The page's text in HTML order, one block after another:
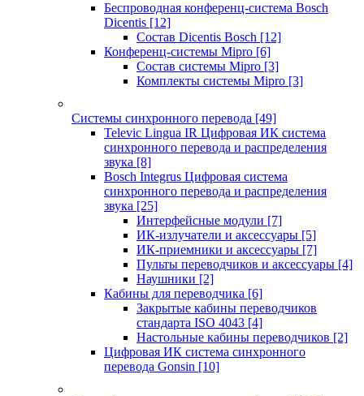
Беспроводная конференц-система Bosch
Dicentis [12]
Состав Dicentis Bosch [12]
Конференц-системы Mipro [6]
Состав системы Mipro [3]
Комплекты системы Mipro [3]
Системы синхронного перевода [49]
Televic Lingua IR Цифровая ИК система
синхронного перевода и распределения
звука [8]
Bosch Integrus Цифровая система
синхронного перевода и распределения
звука [25]
Интерфейсные модули [7]
ИК-излучатели и аксессуары [5]
ИК-приемники и аксессуары [7]
Пульты переводчиков и аксессуары [4]
Наушники [2]
Кабины для переводчика [6]
Закрытые кабины переводчиков
стандарта ISO 4043 [4]
Настольные кабины переводчиков [2]
Цифровая ИК система синхронного
перевода Gonsin [10]